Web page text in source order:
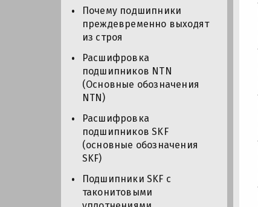
Почему подшипники
преждевременно выходят
из строя
Расшифровка
подшипников NTN
(Основные обозначения
NTN)
Расшифровка
подшипников SKF
(основные обозначения
SKF)
Подшипники SKF с
таконитовыми